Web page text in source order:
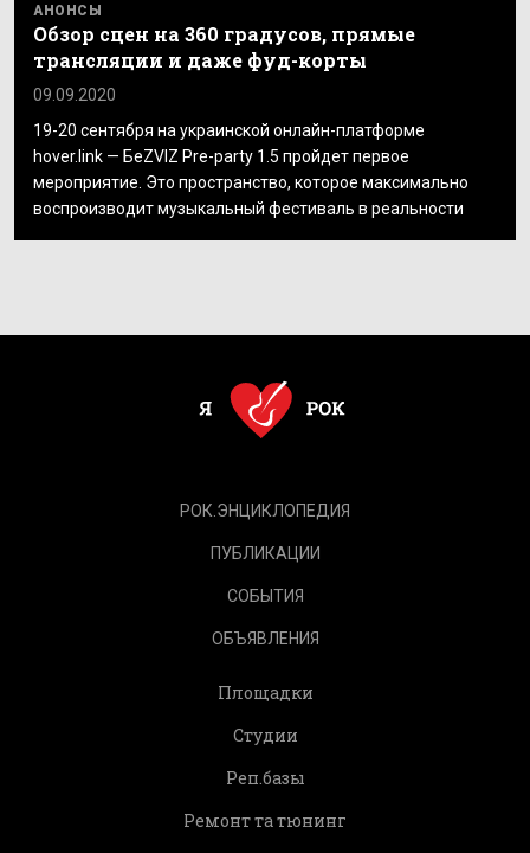
АНОНСЫ
Обзор сцен на 360 градусов, прямые
трансляции и даже фуд-корты
09.09.2020
19-20 сентября на украинской онлайн-платформе
hover.link — БеZVIZ Pre-party 1.5 пройдет первое
мероприятие. Это пространство, которое максимально
воспроизводит музыкальный фестиваль в реальности
РОК.ЭНЦИКЛОПЕДИЯ
ПУБЛИКАЦИИ
СОБЫТИЯ
ОБЪЯВЛЕНИЯ
Площадки
Студии
Реп.базы
Ремонт та тюнинг